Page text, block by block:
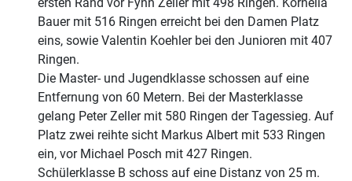
Bauer mit 516 Ringen erreicht bei den Damen Platz
eins, sowie Valentin Koehler bei den Junioren mit 407
Ringen.
Die Master- und Jugendklasse schossen auf eine
Entfernung von 60 Metern. Bei der Masterklasse
gelang Peter Zeller mit 580 Ringen der Tagessieg. Auf
Platz zwei reihte sicht Markus Albert mit 533 Ringen
ein, vor Michael Posch mit 427 Ringen.
Schülerklasse B schoss auf eine Distanz von 25 m.